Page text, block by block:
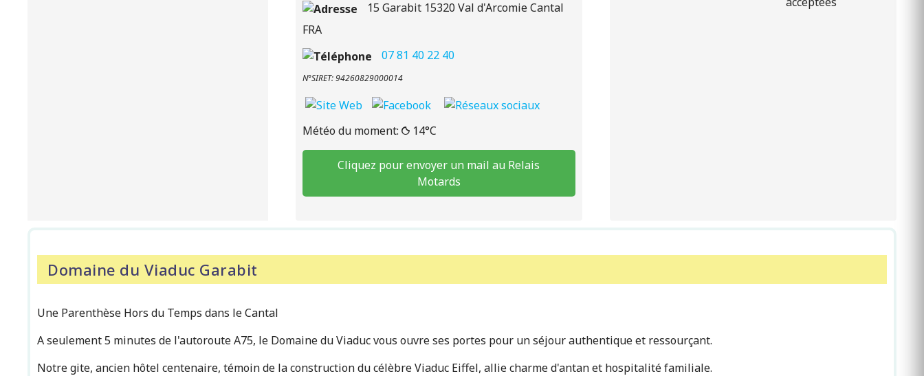
15 Garabit 15320 Val d'ArcomieCantal
FRA
07 81 40 22 40
N°SIRET: 94260829000014
Météo du moment: 14°C
Cliquez pour envoyer un mail au Relais
Motards
Domaine du Viaduc Garabit
Une Parenthèse Hors du Temps dans le Cantal
A seulement 5 minutes de l'autoroute A75, le Domaine du Viaduc vous ouvre ses portes pour un séjour authentique et ressourçant.
Notre gite, ancien hôtel centenaire, témoin de la construction du célèbre Viaduc Eiffel, allie charme d'antan et hospitalité familiale.